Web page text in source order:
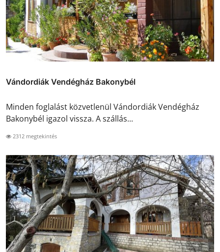
Vándordiák Vendégház Bakonybél
Minden foglalást közvetlenül Vándordiák Vendégház
Bakonybél igazol vissza. A szállás...
2312 megtekintés